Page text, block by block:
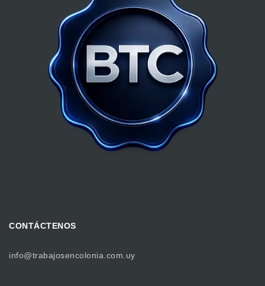
CONTÁCTENOS
info@trabajosencolonia.com.uy